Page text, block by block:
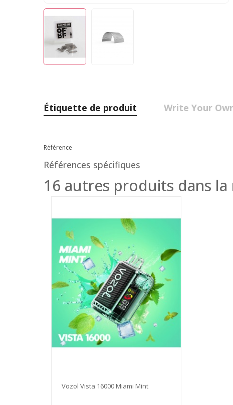
Étiquette de produit Write Your
Référence
Références spécifiques
16 autres produits dans
Vozol Vista 16000 Miami Mint